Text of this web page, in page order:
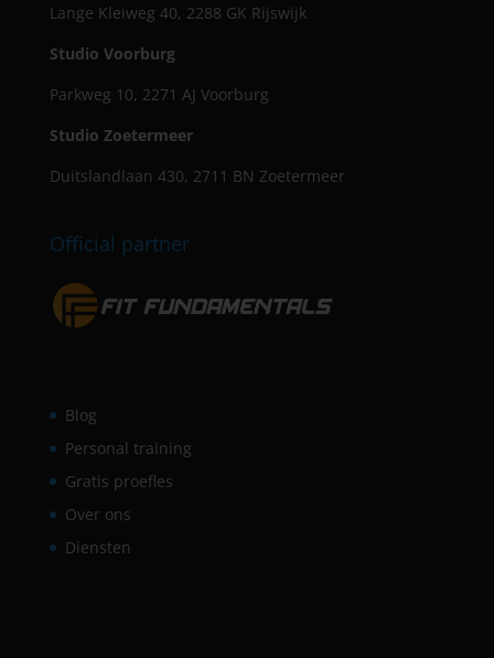
Lange Kleiweg 40, 2288 GK Rijswijk
Studio Voorburg
Parkweg 10, 2271 AJ Voorburg
Studio Zoetermeer
Duitslandlaan 430, 2711 BN Zoetermeer
Official partner
Blog
Personal training
Gratis proefles
Over ons
Diensten